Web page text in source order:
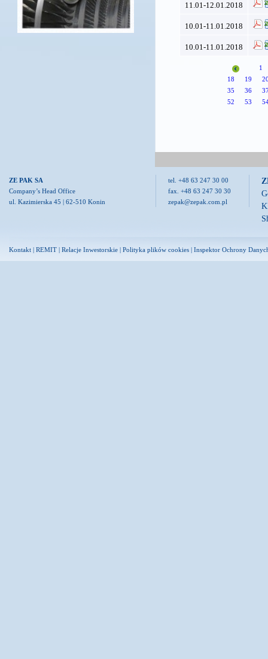
11.01-12.01.2018
10.01-11.01.2018
10.01-11.01.2018
1
18
19
35
36
52
53
ZE PAK SA
Company’s Head Office
ul. Kazimierska 45 | 62-510 Konin
tel. +48 63 247 30 00
fax. +48 63 247 30 30
zepak@zepak.com.pl
Kontakt | REMIT | Relacje Inwestorskie | Polityka plików cookies | Inspektor Ochrony